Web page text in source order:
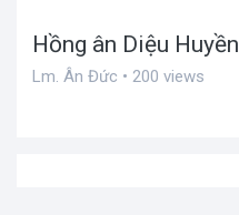
Hồng ân Diệu Huyền
Lm. Ân Đức • 200 views